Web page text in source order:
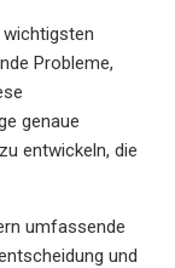
wichtigsten
Probleme,
genaue
entwickeln, die
umfassende
und